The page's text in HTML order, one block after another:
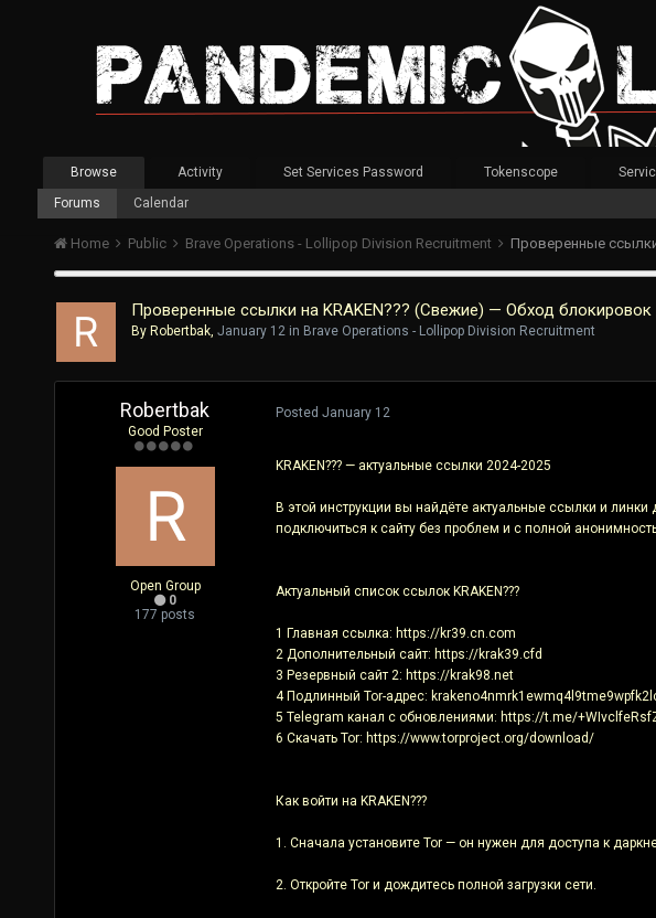
Browse
Forums
Calendar
Activity Set Services Password Tokenscope
Home Public Brave Operations - Lollipop Division Recruitment
Проверенные ссылки на KRAKEN??? (Свежие) — Обход блокировок
By Robertbak, January 12in Brave Operations - Lollipop Division Recruitment
Robertbak
Good Poster
Open Group
0
177 posts
Posted January 12
KRAKEN??? — актуальные ссылки 2024-2025
В этой инструкции вы найдёте актуальные ссылки и линки
подключиться к сайту без проблем и с полной
Актуальный список ссылок KRAKEN???
1 Главная ссылка: https://kr39.cn.com
2 Дополнительный сайт: https://krak39.cfd
3 Резервный сайт 2: https://krak98.net
4 Подлинный Tor-адрес:
5 Telegram канал с обновлениями: https://t.me/
6 Скачать Tor: https://www.torproject.org/download/
Как войти на KRAKEN???
1. Сначала установите Tor — он нужен для доступа к
2. Откройте Tor и дождитесь полной загрузки сети.